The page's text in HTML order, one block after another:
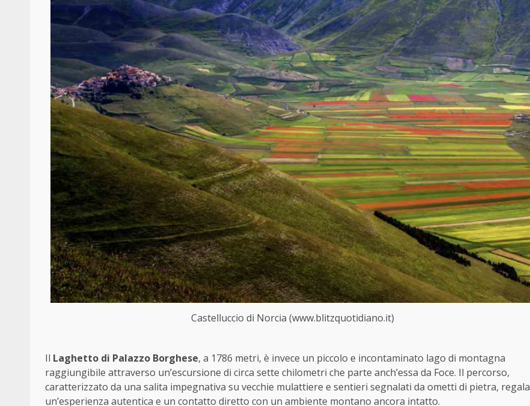
Castelluccio di Norcia (www.blitzquotidiano.it)
Il Laghetto di Palazzo Borghese, a 1786 metri, è invece un piccolo e incontaminato lago di montagna
raggiungibile attraverso un’escursione di circa sette chilometri che parte anch’essa da Foce. Il percorso,
caratterizzato da una salita impegnativa su vecchie mulattiere e sentieri segnalati da ometti di pietra, regala
un’esperienza autentica e un contatto diretto con un ambiente montano ancora intatto.